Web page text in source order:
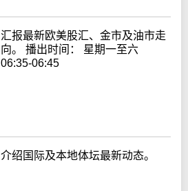
汇报最新欧美股汇、金市及油市走
向。 播出时间： 星期一至六
06:35-06:45
介绍国际及本地体坛最新动态。